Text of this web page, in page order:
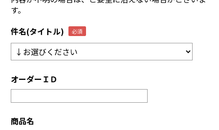
す。
件名(タイトル)
オーダーＩＤ
商品名